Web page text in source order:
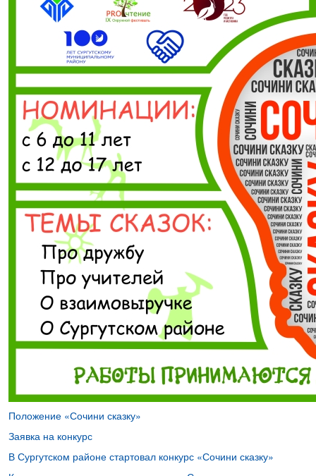
Положение «Сочини сказку»
Заявка на конкурс
В Сургутском районе стартовал конкурс «Сочини сказку»